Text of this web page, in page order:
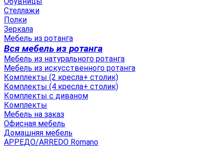
Стеллажи
Полки
Зеркала
Мебель из ротанга
Вся мебель из ротанга
Мебель из натурального ротанга
Мебель из искусственного ротанга
Комплекты (2 кресла+ столик)
Комплекты (4 кресла+ столик)
Комплекты с диваном
Комплекты
Мебель на заказ
Офисная мебель
Домашняя мебель
АРРЕДО/ARREDO Romano